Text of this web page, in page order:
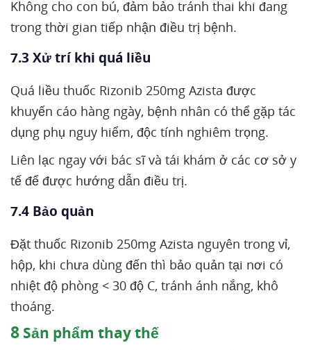
Không cho con bú, đảm bảo tránh thai khi đang
trong thời gian tiếp nhận điều trị bệnh.
7.3 Xử trí khi quá liều
Quá liều thuốc Rizonib 250mg Azista được
khuyến cáo hàng ngày, bệnh nhân có thể gặp tác
dụng phụ nguy hiểm, độc tính nghiêm trọng.
Liên lạc ngay với bác sĩ và tái khám ở các cơ sở y
tế để được hướng dẫn điều trị.
7.4 Bảo quản
Đặt thuốc Rizonib 250mg Azista nguyên trong vỉ,
hộp, khi chưa dùng đến thì bảo quản tại nơi có
nhiệt độ phòng < 30 độ C, tránh ánh nắng, khô
thoáng.
8 Sản phẩm thay thế